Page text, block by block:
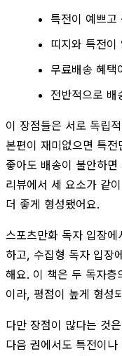
특전이 예쁘고
띠지와 특전이
무료배송 혜택
전반적으로 배
이 장점들은 서로 독립
본편이 재미없으면 특
좋아도 배송이 불안하
리뷰에서 세 요소가 같
더 좋게 형성됐어요.
스포츠만화 독자 입장
하고, 수집형 독자 입장
해요. 이 책은 두 독자층
이라, 평점이 높게 형성
다만 장점이 많다는 것
다음 권에서도 특전이